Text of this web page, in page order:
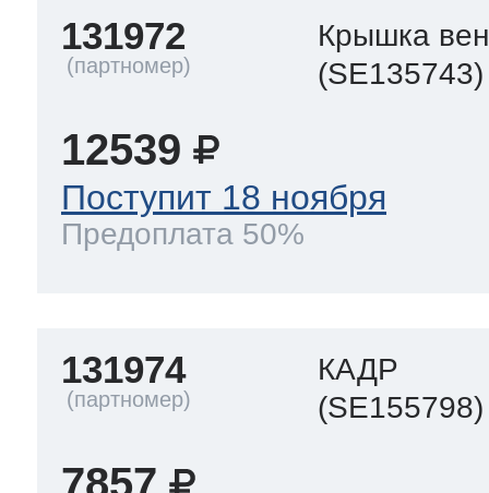
131972
Крышка
(SE135743)
12539
Поступит 18 ноября
Предоплата 50%
131974
КАДР
(SE155798)
7857